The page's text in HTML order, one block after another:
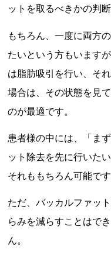
ットを取るべきかの判
もちろん、一度に両方
たいという方もいます
は脂肪吸引を行い、そ
場合は、その状態を見
のが最適です。
患者様の中には、「ま
ット除去を先に行いた
それももちろん可能です
ただ、バッカルファッ
らみを減らすことはで
ん。